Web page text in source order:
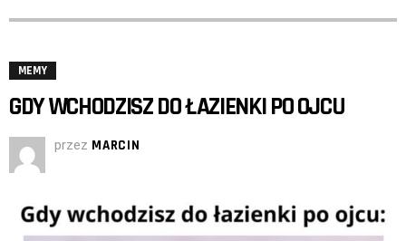
MEMY
GDY WCHODZISZ DO ŁAZIENKI PO OJCU
przez MARCIN